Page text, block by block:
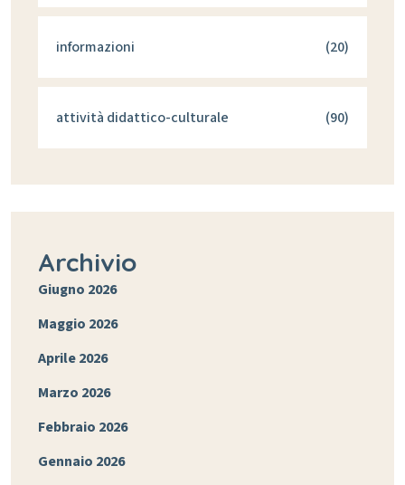
informazioni (20)
attività didattico-culturale (90)
Archivio
Giugno 2026
Maggio 2026
Aprile 2026
Marzo 2026
Febbraio 2026
Gennaio 2026